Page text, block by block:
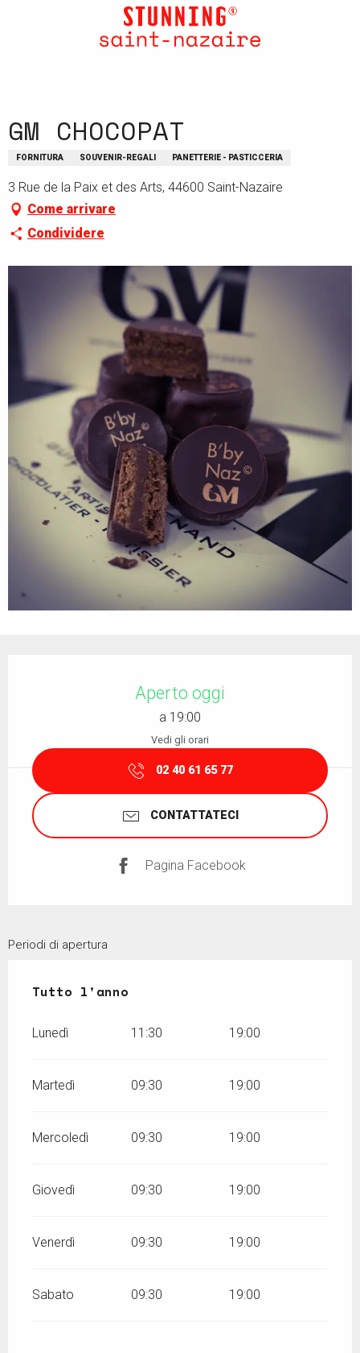
GM CHOCOPAT
FORNITURA SOUVENIR-REGALI PANETTERIE - PASTICCERIA
3 Rue de la Paix et des Arts, 44600 Saint-Nazaire
Come arrivare
Condividere
Aperto oggi
a 19:00
Vedi gli orari
02 40 61 65 77
CONTATTATECI
Pagina Facebook
Periodi di apertura
Tutto l'anno
Tutto l'anno
Lunedì 11:30 19:00
Martedì 09:30 19:00
Mercoledì 09:30 19:00
Giovedì 09:30 19:00
Venerdì 09:30 19:00
Sabato 09:30 19:00